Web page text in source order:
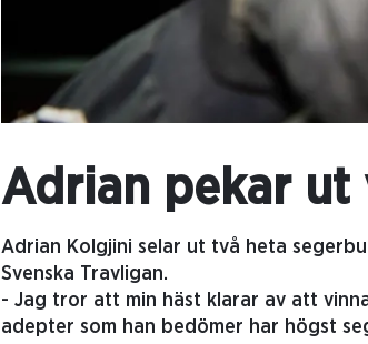
Adrian pekar
Adrian Kolgjini selar ut två heta
Svenska Travligan.
- Jag tror att min häst klarar av att
adepter som han bedömer har högst